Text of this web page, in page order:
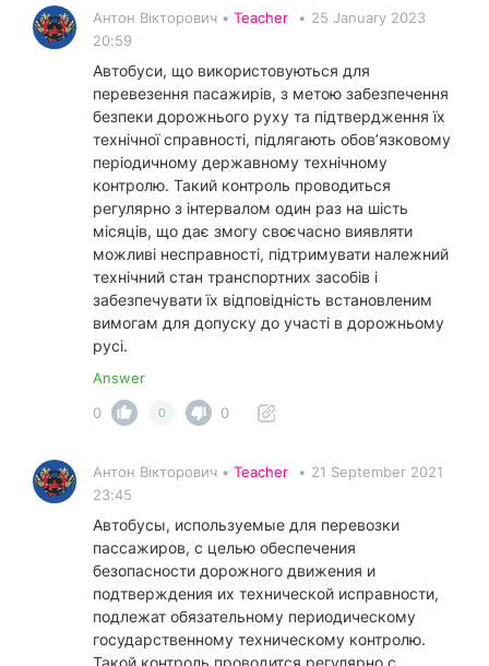
Антон Вікторович • Teacher • 25 January 2023
20:59
Автобуси, що використовуються для
перевезення пасажирів, з метою забезпечення
безпеки дорожнього руху та підтвердження їх
технічної справності, підлягають обов’язковому
періодичному державному технічному
контролю. Такий контроль проводиться
регулярно з інтервалом один раз на шість
місяців, що дає змогу своєчасно виявляти
можливі несправності, підтримувати належний
технічний стан транспортних засобів і
забезпечувати їх відповідність встановленим
вимогам для допуску до участі в дорожньому
русі.
Answer
0
0 0
Антон Вікторович • Teacher • 21 September 2021
23:45
Автобусы, используемые для перевозки
пассажиров, с целью обеспечения
безопасности дорожного движения и
подтверждения их технической исправности,
подлежат обязательному периодическому
государственному техническому контролю.
Такой контроль проводится регулярно с